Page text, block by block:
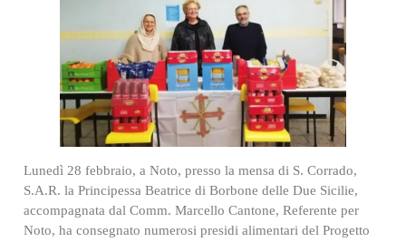
Lunedì 28 febbraio, a Noto, presso la mensa di S. Corrado,
S.A.R. la Principessa Beatrice di Borbone delle Due Sicilie,
accompagnata dal Comm. Marcello Cantone, Referente per
Noto, ha consegnato numerosi presidi alimentari del Progetto